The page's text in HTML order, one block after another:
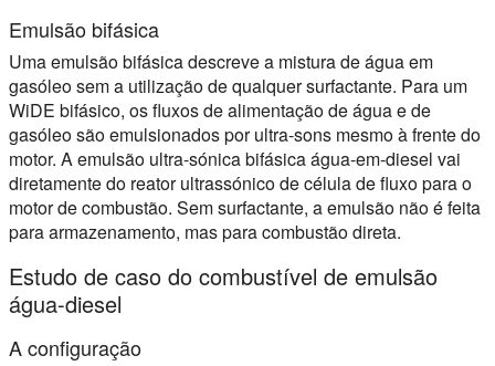
Emulsão bifásica
Uma emulsão bifásica descreve a mistura de água em
gasóleo sem a utilização de qualquer surfactante. Para um
WiDE bifásico, os fluxos de alimentação de água e de
gasóleo são emulsionados por ultra-sons mesmo à frente do
motor. A emulsão ultra-sónica bifásica água-em-diesel vai
diretamente do reator ultrassónico de célula de fluxo para o
motor de combustão. Sem surfactante, a emulsão não é feita
para armazenamento, mas para combustão direta.
Estudo de caso do combustível de emulsão
água-diesel
A configuração